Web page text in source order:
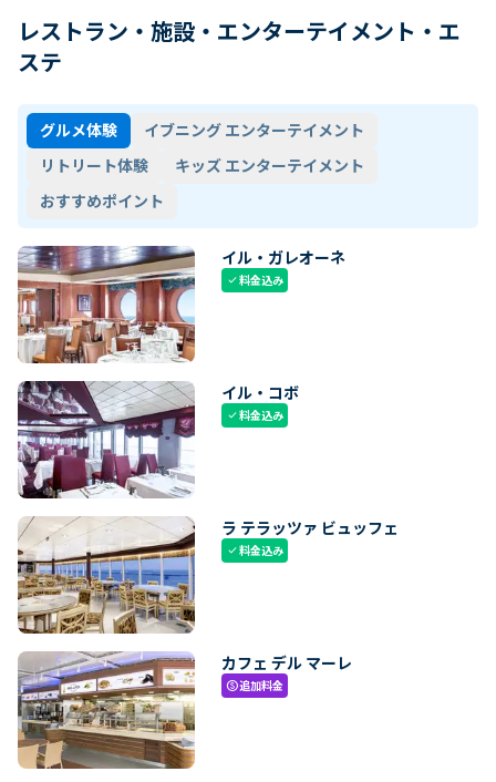
レストラン・施設・エンターテイメント・エ
ステ
グルメ体験
イブニング エンターテイメント
リトリート体験
キッズ エンターテイメント
おすすめポイント
イル・ガレオーネ
check料金込み
イル・コボ
check料金込み
ラ テラッツァ ビュッフェ
check料金込み
カフェ デル マーレ
paid追加料金